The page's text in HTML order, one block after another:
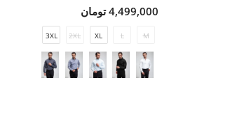
4,499,000 تومان
M
L
XL
2XL
3XL